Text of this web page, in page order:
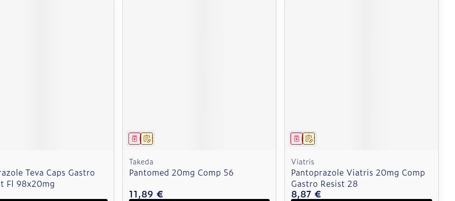
Teva Caps Gastro
Fl 98x20mg
Sur prescription
Médicament
Takeda
Pantomed 20mg Comp 56
11,89 €
Sur prescription
Médicament
Viatris
Pantoprazole Viatris 20mg Comp
Gastro Resist 28
8,87 €